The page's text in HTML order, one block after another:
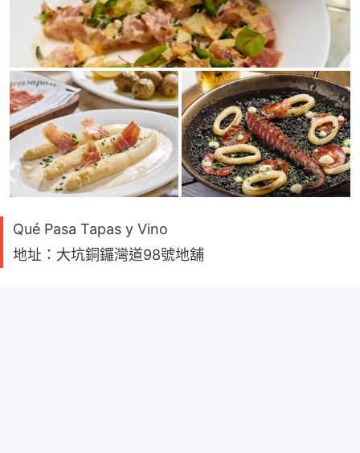
Qué Pasa Tapas y Vino
地址：大坑銅鑼灣道98號地舖